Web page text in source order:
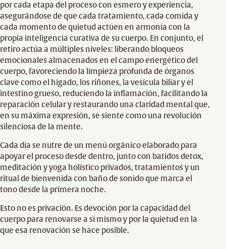
por cada etapa del proceso con esmero y experiencia,
asegurándose de que cada tratamiento, cada comida y
cada momento de quietud actúen en armonía con la
propia inteligencia curativa de su cuerpo. En conjunto, el
retiro actúa a múltiples niveles: liberando bloqueos
emocionales almacenados en el campo energético del
cuerpo, favoreciendo la limpieza profunda de órganos
clave como el hígado, los riñones, la vesícula biliar y el
intestino grueso, reduciendo la inflamación, facilitando la
reparación celular y restaurando una claridad mental que,
en su máxima expresión, se siente como una revolución
silenciosa de la mente.
Cada día se nutre de un menú orgánico elaborado para
apoyar el proceso desde dentro, junto con batidos detox,
meditación y yoga holístico privados, tratamientos y un
ritual de bienvenida con baño de sonido que marca el
tono desde la primera noche.
Esto no es privación. Es devoción por la capacidad del
cuerpo para renovarse a sí mismo y por la quietud en la
que esa renovación se hace posible.